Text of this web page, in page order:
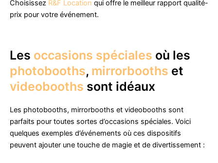
Choisissez R&F Location qui offre le meilleur rapport qualité-
prix pour votre événement.
Les occasions spéciales où les
photobooths, mirrorbooths et
videobooths sont idéaux
Les photobooths, mirrorbooths et videobooths sont
parfaits pour toutes sortes d’occasions spéciales. Voici
quelques exemples d’événements où ces dispositifs
peuvent ajouter une touche de magie et de divertissement :